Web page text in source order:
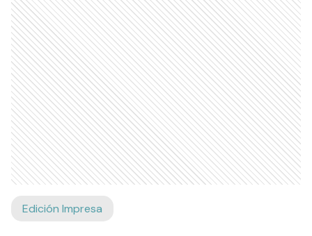
Edición Impresa